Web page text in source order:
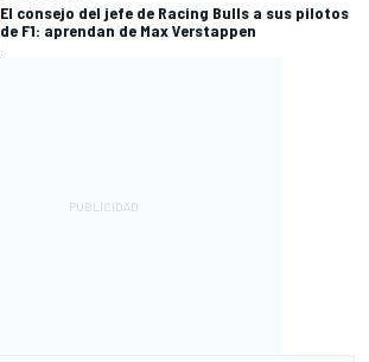
El consejo del jefe de Racing Bulls a sus pilotos
de F1: aprendan de Max Verstappen